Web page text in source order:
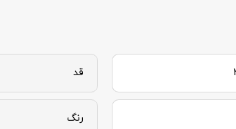
قد
رنگ